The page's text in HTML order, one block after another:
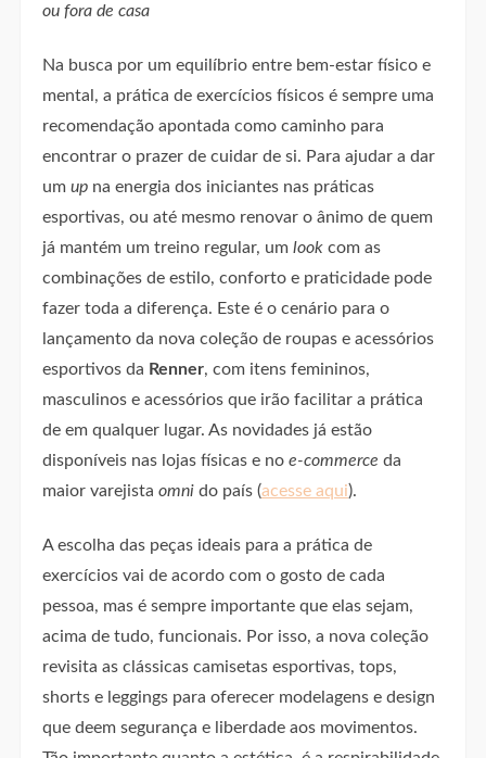
ou fora de casa
Na busca por um equilíbrio entre bem-estar físico e
mental, a prática de exercícios físicos é sempre uma
recomendação apontada como caminho para
encontrar o prazer de cuidar de si. Para ajudar a dar
um upna energia dos iniciantes nas práticas
esportivas, ou até mesmo renovar o ânimo de quem
já mantém um treino regular, um lookcom as
combinações de estilo, conforto e praticidade pode
fazer toda a diferença. Este é o cenário para o
lançamento da nova coleção de roupas e acessórios
esportivos da Renner, com itens femininos,
masculinos e acessórios que irão facilitar a prática
de em qualquer lugar. As novidades já estão
disponíveis nas lojas físicas e no e-commerce da
maior varejista omni do país (acesse aqui).
A escolha das peças ideais para a prática de
exercícios vai de acordo com o gosto de cada
pessoa, mas é sempre importante que elas sejam,
acima de tudo, funcionais. Por isso, a nova coleção
revisita as clássicas camisetas esportivas, tops,
shorts e leggings para oferecer modelagens e design
que deem segurança e liberdade aos movimentos.